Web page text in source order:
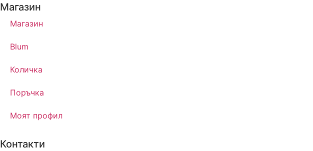
Магазин
Магазин
Blum
Количка
Поръчка
Моят профил
Контакти